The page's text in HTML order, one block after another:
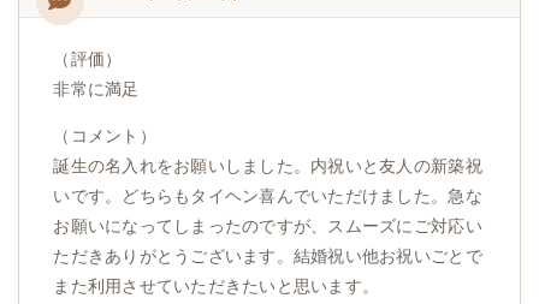
（評価）
非常に満足
（コメント）
誕生の名入れをお願いしました。内祝いと友人の新築祝
いです。どちらもタイヘン喜んでいただけました。急な
お願いになってしまったのですが、スムーズにご対応い
ただきありがとうございます。結婚祝い他お祝いごとで
また利用させていただきたいと思います。